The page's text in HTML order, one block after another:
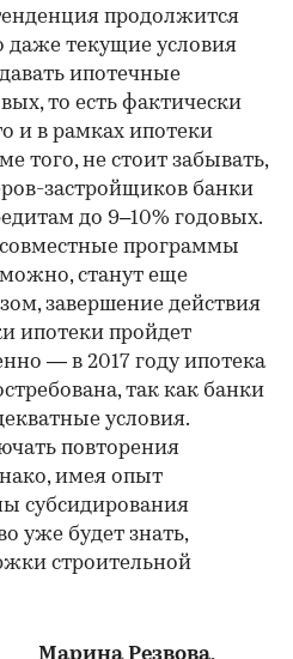
продолжится
даже текущие условия
ипотечные
то есть фактически
и в рамках ипотеки
того, не стоит забывать,
застройщиков банки
до 9–10% годовых.
программы
станут еще
завершение действия
ипотеки пройдет
— в 2017 году ипотека
так как банки
условия.
повторения
имея опыт
субсидирования
уже будет знать,
строительной
Марина Резвова,